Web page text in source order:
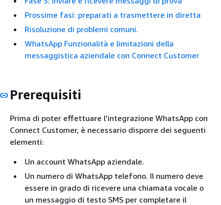
Prossime fasi: preparati a trasmettere in diretta
Risoluzione di problemi comuni.
WhatsApp Funzionalità e limitazioni della
messaggistica aziendale con Connect Customer
Prerequisiti
Prima di poter effettuare l'integrazione WhatsApp con
Connect Customer, è necessario disporre dei seguenti
elementi:
Un account WhatsApp aziendale.
Un numero di WhatsApp telefono. Il numero deve
essere in grado di ricevere una chiamata vocale o
un messaggio di testo SMS per completare il